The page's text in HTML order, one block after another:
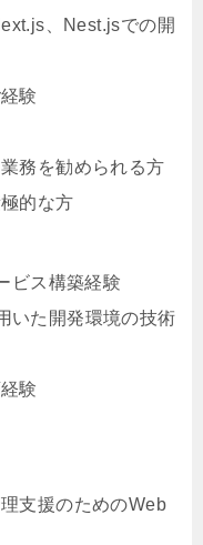
、Nest.jsでの開
験
を勧められる方
的な方
ビス構築経験
開発環境の技術
験
支援のためのWeb